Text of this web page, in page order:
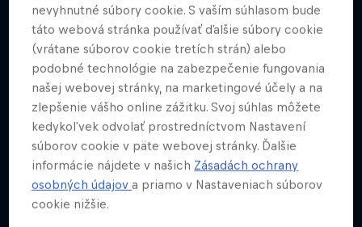
Saudská Arábia sa na konci minulej sezóny stala v poradí 34. štátom,
v ktorom sa uskutočnila aspoň jedna veľká cena. Spojenie
s Formulou 1 je však oveľa dlhšie, ako by sa mohlo zdať. Najväčšia
storočia dôležitú úlohu pri začiatkoch tretieho najstaršieho tímu
v štartovom poli.
Formuloviny²: Austrália
Séria 2 Epizóda 3
13 min. · 06.04.2022
Veľká cena Austrálie čakala na to, kým sa stane súčasťou kalendára
F1, pomerne dlho. Obzvlášť, ak si uvedomíme fakt, že v dobe jej
nevyhnutné súbory cookie. S vaším súhlasom bude
táto webová stránka používať ďalšie súbory cookie
(vrátane súborov cookie tretích strán) alebo
podobné technológie na zabezpečenie fungovania
našej webovej stránky, na marketingové účely a na
zlepšenie vášho online zážitku. Svoj súhlas môžete
kedykoľvek odvolať prostredníctvom Nastavení
súborov cookie v päte webovej stránky. Ďalšie
informácie nájdete v našich Zásadách ochrany
osobných údajova priamo v Nastaveniach súborov
cookie nižšie.